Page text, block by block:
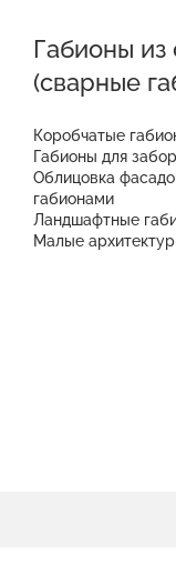
Габионы из
(сварные
Коробчатые
Габионы для
Облицовка
габионами
Ландшафтные
Малые